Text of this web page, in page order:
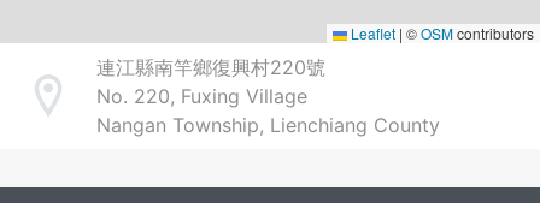
Leaflet | ©OSMcontributors
Address
連江縣南竿鄉復興村220號
No. 220, Fuxing Village
Nangan Township, Lienchiang County